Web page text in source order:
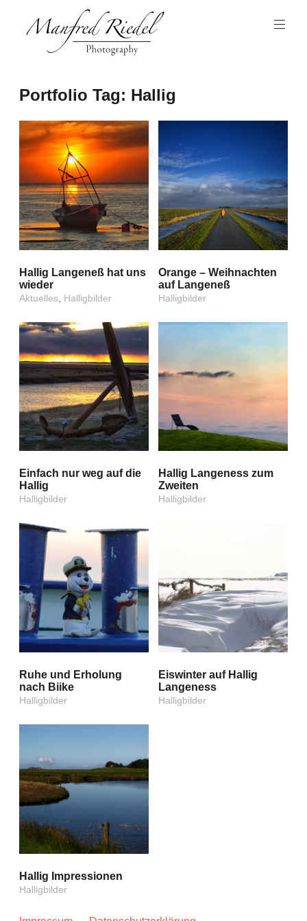
Inhalt
Manfred
Riedel
Portfolio Tag: Hallig
Hallig Langeneß hat uns
wieder
Aktuelles Halligbilder
Orange – Weihnachten
auf Langeneß
Halligbilder
Einfach nur weg auf die
Hallig
Halligbilder
Hallig Langeness zum
Zweiten
Halligbilder
Ruhe und Erholung
nach Biike
Halligbilder
Eiswinter auf Hallig
Langeness
Halligbilder
Hallig Impressionen
Halligbilder